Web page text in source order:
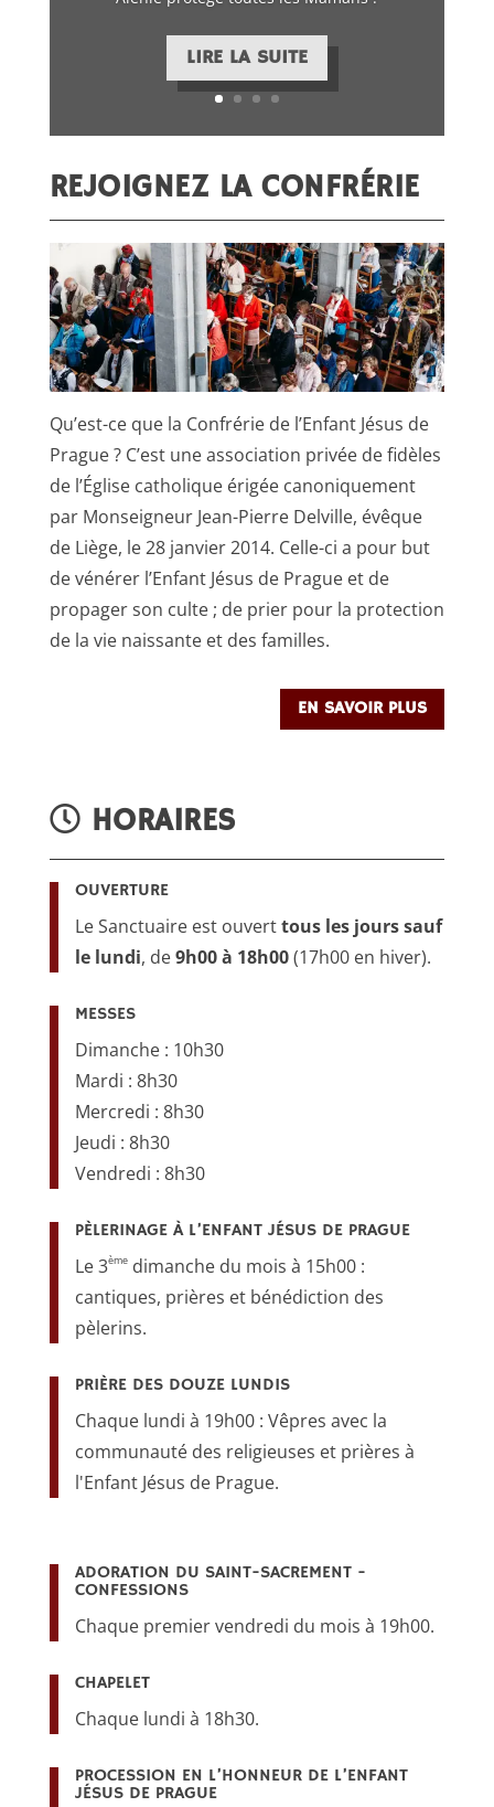
LIRE LA SUITE
REJOIGNEZ LA CONFRÉRIE
Qu’est-ce que la Confrérie de l’Enfant Jésus de
Prague ? C’est une association privée de fidèles
de l’Église catholique érigée canoniquement
par Monseigneur Jean-Pierre Delville, évêque
de Liège, le 28 janvier 2014. Celle-ci a pour but
de vénérer l’Enfant Jésus de Prague et de
propager son culte ; de prier pour la protection
de la vie naissante et des familles.
EN SAVOIR PLUS
HORAIRES
OUVERTURE
Le Sanctuaire est ouverttous les jours sauf
le lundi, de9h00 à 18h00(17h00 en hiver).
MESSES
Dimanche : 10h30
Mardi : 8h30
Mercredi : 8h30
Jeudi : 8h30
Vendredi : 8h30
PÈLERINAGE À L’ENFANT JÉSUS DE PRAGUE
Le 3èmedimanche du mois à 15h00 :
cantiques, prières et bénédiction des
pèlerins.
PRIÈRE DES DOUZE LUNDIS
Chaque lundi à 19h00 : Vêpres avec la
communauté des religieuses et prières à
l'Enfant Jésus de Prague.
ADORATION DU SAINT-SACREMENT -
CONFESSIONS
Chaque premier vendredi du mois à 19h00.
CHAPELET
Chaque lundi à 18h30.
PROCESSION EN L’HONNEUR DE L’ENFANT
JÉSUS DE PRAGUE